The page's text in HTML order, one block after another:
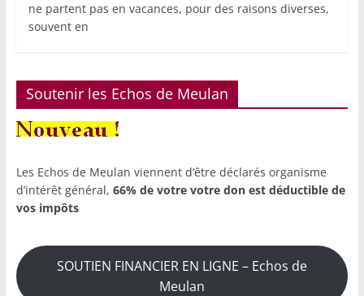
ne partent pas en vacances, pour des raisons diverses,
souvent en
Soutenir les Echos de Meulan
Les Echos de Meulan viennent d’être déclarés organisme
d’intérêt général, 66% de votre votre don est déductible de
vos impôts
SOUTIEN FINANCIER EN LIGNE – Echos de
Meulan